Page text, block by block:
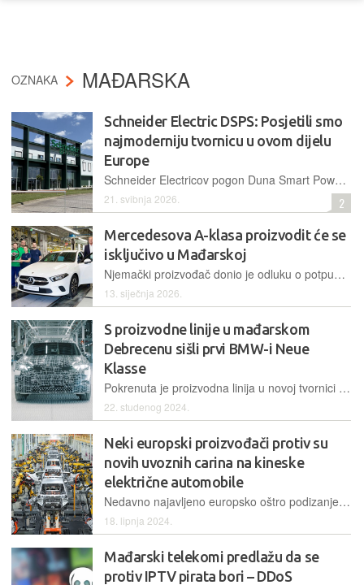
OZNAKA MAĐARSKA
Schneider Electric DSPS: Posjetili smo
najmoderniju tvornicu u ovom dijelu
Europe
Schneider Electricov pogon Duna Smart Power Systems u mađarskoj Večici tvornica ja budućnosti kojom se odgovara na izazove europske energetske tranzicije i AI superciklusa
21. svibnja 2026. 2
Mercedesova A-klasa proizvodit će se
isključivo u Mađarskoj
Njemački proizvođač donio je odluku o potpunom preseljenju proizvodnje svojeg ulaznog modela u mađarski Kečkemet kako bi u matičnoj tvornici oslobodio prostor za novu generaciju vozila
13. siječnja 2026.
S proizvodne linije u mađarskom
Debrecenu sišli prvi BMW-i Neue
Klasse
Pokrenuta je proizvodna linija u novoj tvornici u Debrecenu, a na njoj su sklopljeni prvi testni primjerci nove generacije BMW-ovih električnih automobila s najavljenim velikim redizajnom
22. studenog 2024.
Neki europski proizvođači protiv su
novih uvoznih carina na kineske
električne automobile
Nedavno najavljeno europsko oštro podizanje carina na uvoz električnih vozila iz Kine već je izazvalo kritike u nekim zemljama, budući da i njihovi proizvođači značajno ovise o Kini
18. lipnja 2024.
Mađarski telekomi predlažu da se
protiv IPTV pirata bori – DDoS